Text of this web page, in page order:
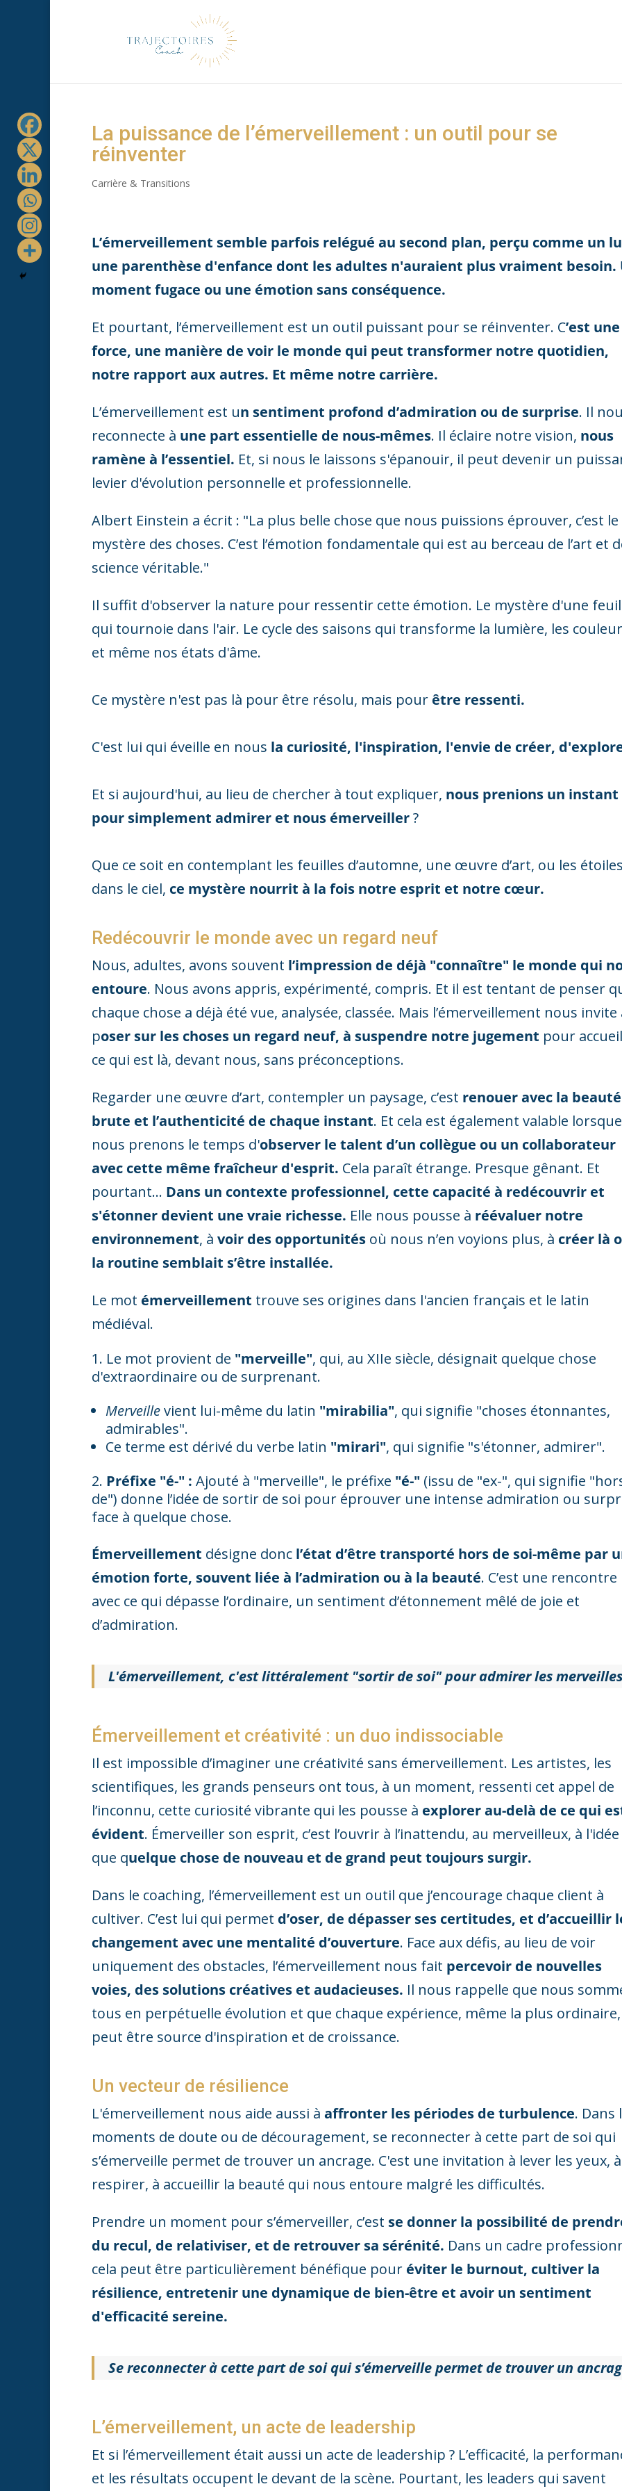
La puissance de l’émerveillement : un outil pour se
réinventer
Carrière & Transitions
L’émerveillement semble parfois relégué au second plan, perçu comme un
une parenthèse d'enfance dont les adultes n'auraient plus vraiment besoin.
moment fugace ou une émotion sans conséquence.
Et pourtant, l’émerveillement est un outil puissant pour se réinventer. C’est une
force, une manière de voir le monde qui peut transformer notre quotidien,
notre rapport aux autres. Et même notre carrière.
L’émerveillement est un sentiment profond d’admiration ou de surprise. Il
reconnecte à une part essentielle de nous-mêmes. Il éclaire notre vision, nous
ramène à l’essentiel. Et, si nous le laissons s'épanouir, il peut devenir un
levier d'évolution personnelle et professionnelle.
Albert Einstein a écrit : "La plus belle chose que nous puissions éprouver, c’est le
mystère des choses. C’est l’émotion fondamentale qui est au berceau de l’art et
science véritable."
Il suffit d'observer la nature pour ressentir cette émotion. Le mystère d'une
qui tournoie dans l'air. Le cycle des saisons qui transforme la lumière, les
et même nos états d'âme.
Ce mystère n'est pas là pour être résolu, mais pour être ressenti.
C'est lui qui éveille en nous la curiosité, l'inspiration, l'envie de créer,
Et si aujourd'hui, au lieu de chercher à tout expliquer, nous prenions un instant
pour simplement admirer et nous émerveiller?
Que ce soit en contemplant les feuilles d’automne, une œuvre d’art, ou les
dans le ciel, ce mystère nourrit à la fois notre esprit et notre cœur.
Redécouvrir le monde avec un regard neuf
Nous, adultes, avons souvent l’impression de déjà "connaître" le monde qui
entoure. Nous avons appris, expérimenté, compris. Et il est tentant de penser
chaque chose a déjà été vue, analysée, classée. Mais l’émerveillement nous invite
poser sur les choses un regard neuf, à suspendre notre jugement pour
ce qui est là, devant nous, sans préconceptions.
Regarder une œuvre d’art, contempler un paysage, c’est renouer avec la beauté
brute et l’authenticité de chaque instant. Et cela est également valable lorsque
nous prenons le temps d'observer le talent d’un collègue ou un collaborateur
avec cette même fraîcheur d'esprit. Cela paraît étrange. Presque gênant. Et
pourtant... Dans un contexte professionnel, cette capacité à redécouvrir et
s'étonner devient une vraie richesse. Elle nous pousse à réévaluer notre
environnement, à voir des opportunités où nous n’en voyions plus, à créer là
la routine semblait s’être installée.
Le mot émerveillement trouve ses origines dans l'ancien français et le latin
médiéval.
Le mot provient de "merveille", qui, au XIIe siècle, désignait quelque chose
d'extraordinaire ou de surprenant.
Merveillevient lui-même du latin "mirabilia", qui signifie "choses étonnantes,
admirables".
Ce terme est dérivé du verbe latin "mirari", qui signifie "s'étonner, admirer".
Préfixe "é-" : Ajouté à "merveille", le préfixe "é-" (issu de "ex-", qui signifie
de") donne l’idée de sortir de soi pour éprouver une intense admiration ou
face à quelque chose.
Émerveillement désigne donc l’état d’être transporté hors de soi-même par
émotion forte, souvent liée à l’admiration ou à la beauté. C’est une rencontre
avec ce qui dépasse l’ordinaire, un sentiment d’étonnement mêlé de joie et
d’admiration.
L'émerveillement, c'est littéralement "sortir de soi" pour admirer les
Émerveillement et créativité : un duo indissociable
Il est impossible d’imaginer une créativité sans émerveillement. Les artistes, les
scientifiques, les grands penseurs ont tous, à un moment, ressenti cet appel de
l’inconnu, cette curiosité vibrante qui les pousse à explorer au-delà de ce qui
évident. Émerveiller son esprit, c’est l’ouvrir à l’inattendu, au merveilleux, à l'idée
que quelque chose de nouveau et de grand peut toujours surgir.
Dans le coaching, l’émerveillement est un outil que j’encourage chaque client à
cultiver. C’est lui qui permet d’oser, de dépasser ses certitudes, et d’accueillir
changement avec une mentalité d’ouverture. Face aux défis, au lieu de voir
uniquement des obstacles, l’émerveillement nous fait percevoir de nouvelles
voies, des solutions créatives et audacieuses. Il nous rappelle que nous
tous en perpétuelle évolution et que chaque expérience, même la plus ordinaire,
peut être source d'inspiration et de croissance.
Un vecteur de résilience
L'émerveillement nous aide aussi à affronter les périodes de turbulence. Dans
moments de doute ou de découragement, se reconnecter à cette part de soi qui
s’émerveille permet de trouver un ancrage. C'est une invitation à lever les yeux, à
respirer, à accueillir la beauté qui nous entoure malgré les difficultés.
Prendre un moment pour s’émerveiller, c’est se donner la possibilité de
du recul, de relativiser, et de retrouver sa sérénité. Dans un cadre
cela peut être particulièrement bénéfique pour éviter le burnout, cultiver la
résilience, entretenir une dynamique de bien-être et avoir un sentiment
d'efficacité sereine.
Se reconnecter à cette part de soi qui s’émerveille permet de trouver un
L’émerveillement, un acte de leadership
Et si l’émerveillement était aussi un acte de leadership ? L’efficacité, la
et les résultats occupent le devant de la scène. Pourtant, les leaders qui savent